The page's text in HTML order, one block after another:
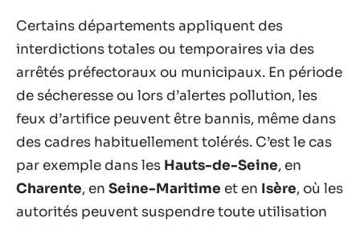
Certains départements appliquent des
interdictions totales ou temporaires via des
arrêtés préfectoraux ou municipaux. En période
de sécheresse ou lors d’alertes pollution, les
feux d’artifice peuvent être bannis, même dans
des cadres habituellement tolérés. C’est le cas
par exemple dans les Hauts-de-Seine, en
Charente, en Seine-Maritime et en Isère, où les
autorités peuvent suspendre toute utilisation